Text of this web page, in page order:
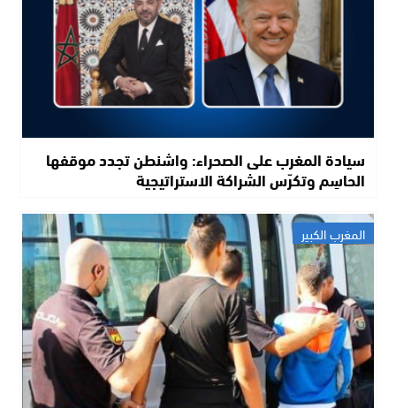
سيادة المغرب على الصحراء: واشنطن تجدد موقفها
الحاسِم وتكرّس الشراكة الاستراتيجية
المغرب الكبير